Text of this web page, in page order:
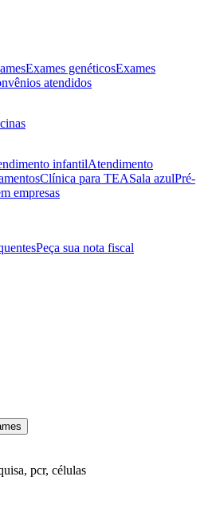
Exames genéticosExames
atendidos
infantilAtendimento
Clínica para TEASala azulPré-
empresas
Peça sua nota fiscal
pcr, células